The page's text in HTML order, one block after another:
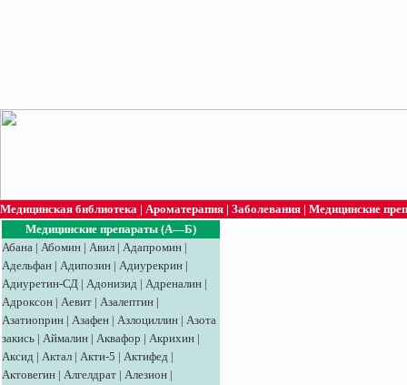
Медицинская библиотека | Ароматерапия | Заболевания | Медицинские
Медицинские препараты (А—Б)
Абана | Абомин | Авил | Адапромин |
Адельфан | Адипозин | Адиурекрин |
Адиуретин-СД | Адонизид | Адреналин |
Адроксон | Аевит | Азалептин |
Азатиоприн | Азафен | Азлоциллин | Азота
закись | Аймалин | Аквафор | Акрихин |
Аксид | Aктaл | Акти-5 | Актифед |
Актовегин | Алгелдрат | Алезион |